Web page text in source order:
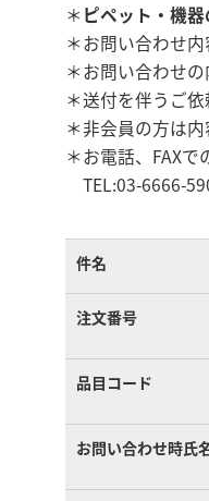
＊ ピペット・機
＊お問い合わせ
＊お問い合わせ
＊送付を伴うご
＊非会員の方は
＊お電話、FAX
TEL:03-6666-
件名
注文番号
品目コード
お問い合わせ時氏